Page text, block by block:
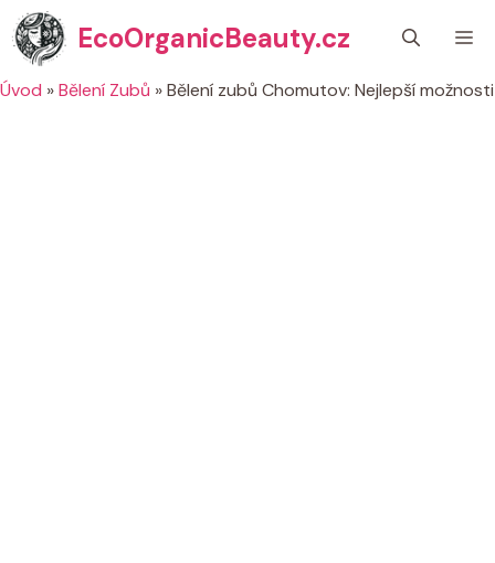
Přeskočit
na
obsah
EcoOrganicBeauty.cz
Úvod »Bělení Zubů »Bělení zubů Chomutov: Nejlepší možnosti